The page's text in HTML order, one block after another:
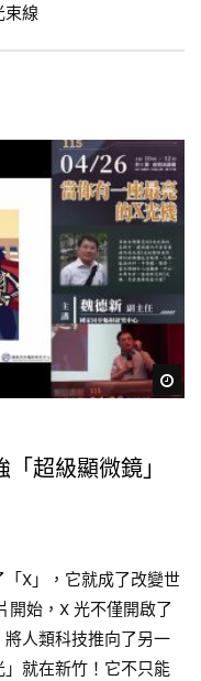
束線
超級顯微鏡」
X」，它就成了改變世
開始，X 光不僅開啟了
人類科技推向了另一
就在新竹！它不只能